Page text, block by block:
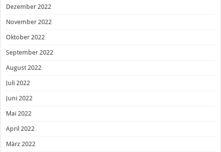
Dezember 2022
November 2022
Oktober 2022
September 2022
August 2022
Juli 2022
Juni 2022
Mai 2022
April 2022
März 2022